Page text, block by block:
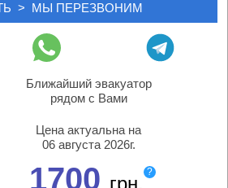
Ближайший эвакуатор
рядом с Вами
Цена актуальна на
06 августа 2026г.
1700 грн.
?